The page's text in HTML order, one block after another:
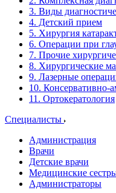
3. Виды
4. Детский прием
5. Хирургия
6. Операции при
7. Прочие
8. Хирургические
9. Лазерные
10. Консервативно-
11. Ортокератология
Специалисты
Администрация
Врачи
Детские врачи
Медицинские
Администраторы